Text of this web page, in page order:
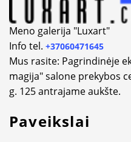
Meno galerija "Luxart"
Info tel. +37060471645
Mus rasite: Pagrindinėje
magija" salone prekybos
g. 125 antrajame aukšte.
Paveikslai